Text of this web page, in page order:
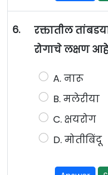
6.
रक्तातील
रोगाचे लक्षण
A. नारू
B. मलेरीया
C. क्षयरोग
D. मोतीबिंदू